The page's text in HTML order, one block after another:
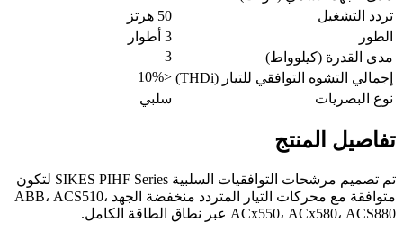
تردد التشغيل
50 هرتز
الطور
3 أطوار
مدى القدرة (كيلوواط)
3
إجمالي التشوه التوافقي للتيار (THDi)
<10%
نوع البصريات
سلبي
تفاصيل المنتج
تم تصميم مرشحات التوافقيات السلبية SIKES PIHF Series لتكون
متوافقة مع محركات التيار المتردد منخفضة الجهد ABB، ACS510،
ACx550، ACx580، ACS880 عبر نطاق الطاقة الكامل.